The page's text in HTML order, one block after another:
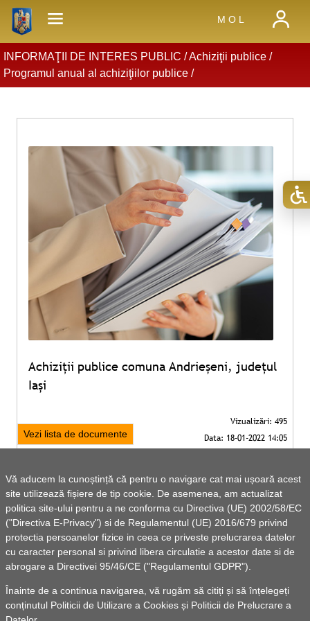
Vă aducem la cunoștință că pentru o navigare cat mai ușoară acest
site utilizează fișiere de tip cookie. De asemenea, am actualizat
politica site-ului pentru a ne conforma cu Directiva (UE) 2002/58/EC
("Directiva E-Privacy") si de Regulamentul (UE) 2016/679 privind
protectia persoanelor fizice in ceea ce priveste prelucrarea datelor
cu caracter personal si privind libera circulatie a acestor date si de
abrogare a Directivei 95/46/CE ("Regulamentul GDPR").
Înainte de a continua navigarea, vă rugăm să citiți și să înțelegeți
conținutul Politicii de Utilizare a Cookies și Politicii de Prelucrare a
M O L
INFORMAŢII DE INTERES PUBLIC /Achiziţii publice/
Programul anual al achiziţiilor publice/
Achiziții publice comuna Andrieșeni, județul
Iași
Vezi lista de documente